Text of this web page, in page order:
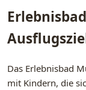
Das Erlebnisbad
mit Kindern, die